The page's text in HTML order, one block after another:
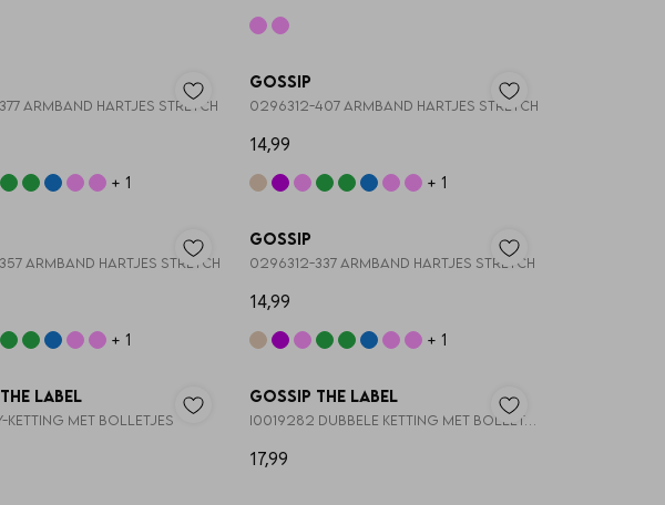
ARMBAND HARTJES STRETCH
+ 1
Gossip
0296312-407 ARMBAND HARTJES STRETCH
14,99
+ 1
ARMBAND HARTJES STRETCH
+ 1
Gossip
0296312-337 ARMBAND HARTJES STRETCH
14,99
+ 1
Label
MET BOLLETJES
Gossip the Label
I0019282 DUBBELE KETTING MET BOLLETJES
17,99